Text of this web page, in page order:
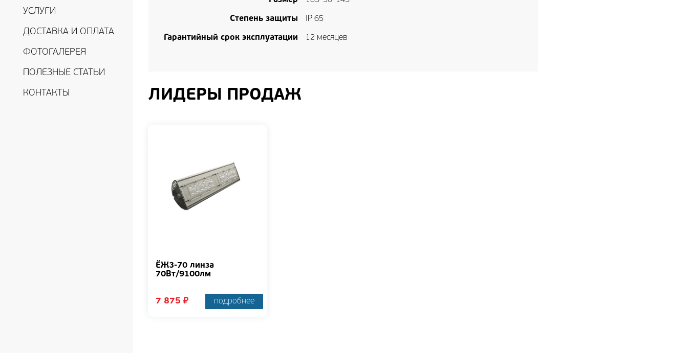
УСЛУГИ
ДОСТАВКА И ОПЛАТА
ФОТОГАЛЕРЕЯ
ПОЛЕЗНЫЕ СТАТЬИ
КОНТАКТЫ
Степень защиты IP 65
Гарантийный срок эксплуатации 12 месяцев
ЛИДЕРЫ ПРОДАЖ
ЁЖ3-70 линза
70Вт/9100лм
7 875 ₽ подробнее